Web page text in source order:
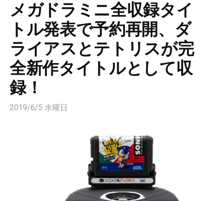
メガドラミニ全収録タイ
トル発表で予約再開、ダ
ライアスとテトリスが完
全新作タイトルとして収
録！
2019/6/5 水曜日